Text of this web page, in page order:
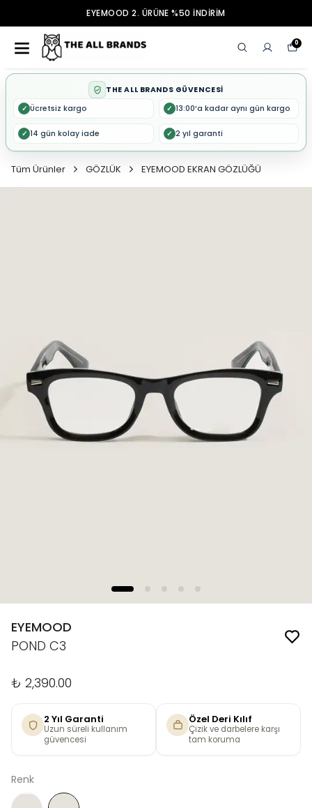
EYEMOOD 2. ÜRÜNE %50 İNDİRİM
0
THE ALL BRANDS GÜVENCESİ
✓ Ücretsiz kargo ✓ 13:00’a kadar aynı gün kargo
✓ 14 gün kolay iade ✓ 2 yıl garanti
Tüm Ürünler GÖZLÜK EYEMOOD EKRAN GÖZLÜĞÜ
EYEMOOD
POND C3
₺ 2,390.00
2 Yıl Garanti
Uzun süreli kullanım
güvencesi
Özel Deri Kılıf
Çizik ve darbelere karşı
tam koruma
Renk